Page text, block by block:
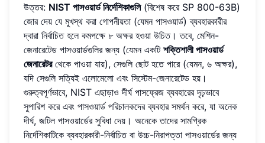
উত্তর: NIST পাসওয়ার্ড নির্দেশিকাগুলি(বিশেষ করে SP 800-63B)
জোর দেয় যে মুখস্থ করা গোপনীয়তা (যেমন পাসওয়ার্ড) ব্যবহারকারীর
দ্বারা নির্বাচিত হলে কমপক্ষে ৮ অক্ষর হওয়া উচিত। তবে, মেশিন-
জেনারেটেড পাসওয়ার্ডগুলির জন্য (যেমন একটি শক্তিশালী পাসওয়ার্ড
জেনারেটরথেকে পাওয়া যায়), সেগুলি ছোট হতে পারে (যেমন, ৬ অক্ষর),
যদি সেগুলি সত্যিই এলোমেলো এবং সিস্টেম-জেনারেটেড হয়।
গুরুত্বপূর্ণভাবে, NIST এছাড়াও দীর্ঘ পাসফ্রেজ ব্যবহারের দৃঢ়ভাবে
সুপারিশ করে এবং পাসওয়ার্ড পরিচালকদের ব্যবহার সমর্থন করে, যা অনেক
দীর্ঘ, জটিল পাসওয়ার্ডের সুবিধা দেয়। অনেকে তাদের সামগ্রিক
নির্দেশিকাটিকে ব্যবহারকারী-নির্বাচিত বা উচ্চ-নিরাপত্তা পাসওয়ার্ডের জন্য